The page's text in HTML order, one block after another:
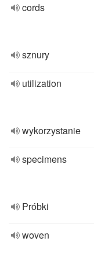
cords
sznury
utilization
wykorzystanie
specimens
Próbki
woven